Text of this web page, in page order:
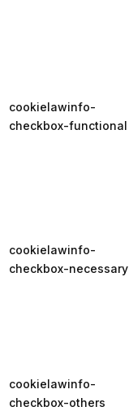
cookielawinfo-
checkbox-functional
cookielawinfo-
checkbox-necessary
cookielawinfo-
checkbox-others